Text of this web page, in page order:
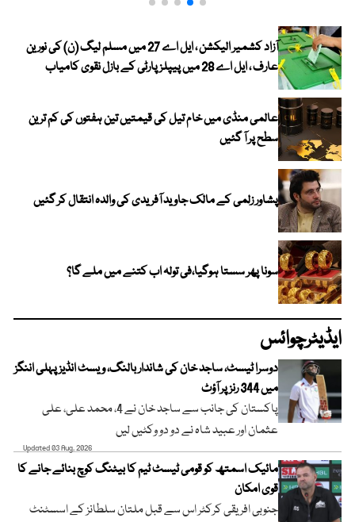
آزاد کشمیر الیکشن ، ایل اے 27 میں مسلم لیگ (ن) کی نورین
عارف ، ایل اے 28 میں پیپلز پارٹی کے بازل نقوی کامیاب
عالمی منڈی میں خام تیل کی قیمتیں تین ہفتوں کی کم ترین
سطح پر آ گئیں
پشاور زلمی کے مالک جاوید آفریدی کی والدہ انتقال کر گئیں
سونا پھر سستا ہوگیا،فی تولہ اب کتنے میں ملے گا؟
ایڈیٹرچوائس
دوسرا ٹیسٹ، ساجد خان کی شاندار بالنگ، ویسٹ انڈیز پہلی اننگز
میں 344 رنز پر آؤٹ
پاکستان کی جانب سے ساجد خان نے 4، محمد علی، علی
عثمان اور عبید شاہ نے دو دو وکٹیں لیں
Updated 03 Aug, 2026
مائیک اسمتھ کو قومی ٹیسٹ ٹیم کا بیٹنگ کوچ بنائے جانے کا
قوی امکان
جنوبی افریقی کرکٹر اس سے قبل ملتان سلطانز کے اسسٹنٹ